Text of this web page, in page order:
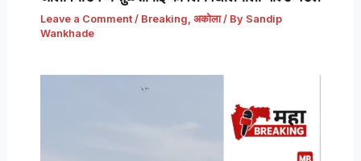
Leave a Comment / Breaking, अकोला/ By Sandip
Wankhade